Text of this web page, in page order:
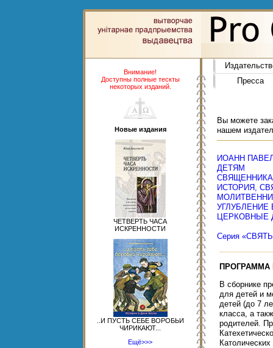
Внимание!
Доступны полные тескты
некоторых изданий.
Новые издания
ЧЕТВЕРТЬ ЧАСА
ИСКРЕННОСТИ
..И ПУСТЬ СЕБЕ ВОРОБЬИ
ЧИРИКАЮТ...
Ещё>>>
Пресса
Вы можете
нашем
ИОАНН ПАВЕЛ
ДЕТЯМ
ИСТОРИЯ,
УГЛУБЛЕНИЕ
ЦЕРКОВНЫЕ
Серия
ПРОГРАММА
В сборнике
для детей и
детей (до 7
класса, а
родителей.